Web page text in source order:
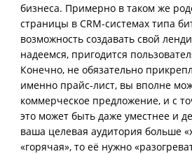
бизнеса. Примерно в таком же
страницы в CRM-системах типа
возможность создавать свой
надеемся, пригодится
Конечно, не обязательно
именно прайс-лист, вы вполне
коммерческое предложение, и с
это может быть даже уместнее и
ваша целевая аудитория больше
«горячая», то её нужно